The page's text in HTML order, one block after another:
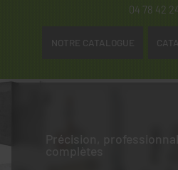
04 78 42
NOTRE CATALOGUE
Précision,
complètes